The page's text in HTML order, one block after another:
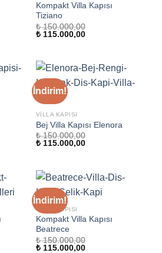
Kompakt Villa Kapısı
Tiziano
₺150.000,00
Orijinal
₺115.000,00Şu
İndirim!
VILLA KAPISI
Bej Villa Kapısı Elenora
₺150.000,00
Orijinal
₺115.000,00Şu
İndirim!
VILLA KAPISI
Kompakt Villa Kapısı
Beatrece
₺150.000,00
Orijinal
₺115.000,00Şu